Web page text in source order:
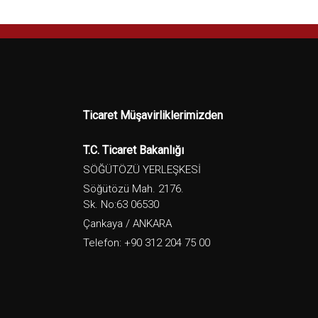
Ticaret Müşavirliklerimizden
T.C. Ticaret Bakanlığı
SÖĞÜTÖZÜ YERLEŞKESİ
Söğütözü Mah. 2176.
Sk. No:63 06530
Çankaya / ANKARA
Telefon: +90 312 204 75 00